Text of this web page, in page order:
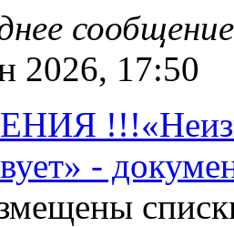
сообщение
2026, 17:50
-